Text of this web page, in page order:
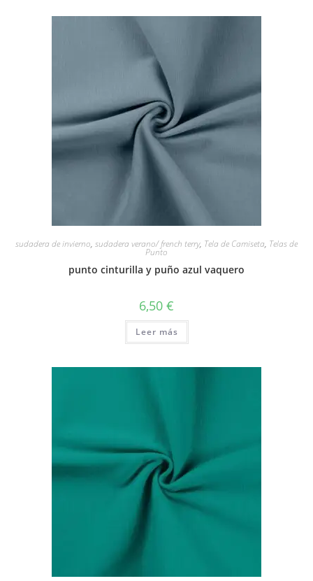
sudadera de invierno, sudadera verano/ french terry, Tela de Camiseta, Telas de
Punto
punto cinturilla y puño azul vaquero
6,50 €
Leer más